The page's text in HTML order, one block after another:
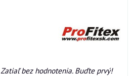
Zatiaľ bez hodnotenia. Buďte prvý!